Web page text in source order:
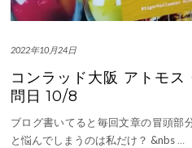
2022年10月24日
コンラッド大阪 アトモス
問日 10/8
ブログ書いてると毎回文章の冒頭部
と悩んでしまうのは私だけ？ &nbs…